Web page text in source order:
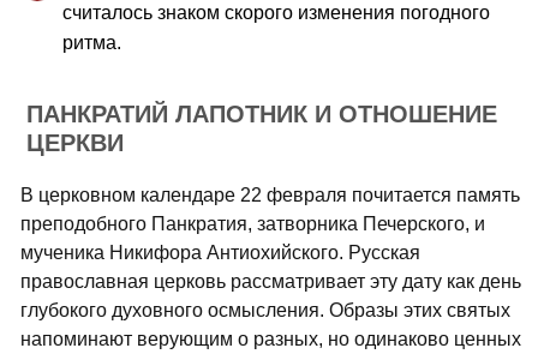
считалось знаком скорого изменения погодного
ритма.
ПАНКРАТИЙ ЛАПОТНИК И ОТНОШЕНИЕ
ЦЕРКВИ
В церковном календаре 22 февраля почитается память
преподобного Панкратия, затворника Печерского, и
мученика Никифора Антиохийского. Русская
православная церковь рассматривает эту дату как день
глубокого духовного осмысления. Образы этих святых
напоминают верующим о разных, но одинаково ценных